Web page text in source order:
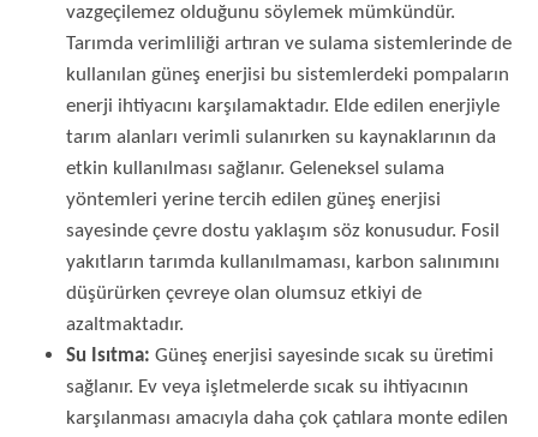
vazgeçilemez olduğunu söylemek mümkündür.
Tarımda verimliliği artıran ve sulama sistemlerinde de
kullanılan güneş enerjisi bu sistemlerdeki pompaların
enerji ihtiyacını karşılamaktadır. Elde edilen enerjiyle
tarım alanları verimli sulanırken su kaynaklarının da
etkin kullanılması sağlanır. Geleneksel sulama
yöntemleri yerine tercih edilen güneş enerjisi
sayesinde çevre dostu yaklaşım söz konusudur. Fosil
yakıtların tarımda kullanılmaması, karbon salınımını
düşürürken çevreye olan olumsuz etkiyi de
azaltmaktadır.
Su Isıtma: Güneş enerjisi sayesinde sıcak su üretimi
sağlanır. Ev veya işletmelerde sıcak su ihtiyacının
karşılanması amacıyla daha çok çatılara monte edilen